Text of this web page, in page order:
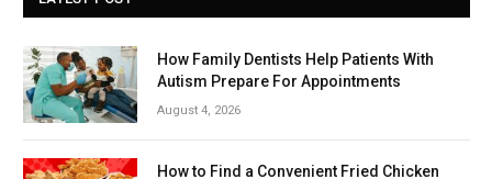
How Family Dentists Help Patients With
Autism Prepare For Appointments
August 4, 2026
How to Find a Convenient Fried Chicken